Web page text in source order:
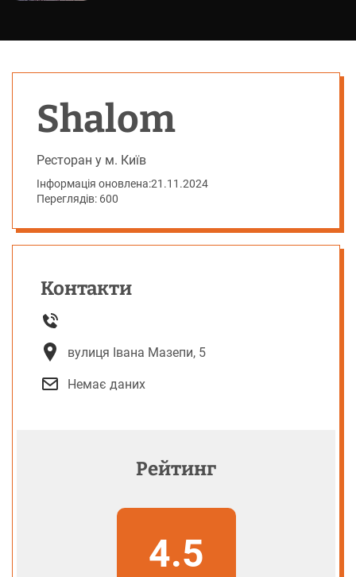
Shalom
Ресторан у м. Київ
Інформація оновлена:21.11.2024
Переглядів: 600
Контакти
вулиця Івана Мазепи, 5
Немає даних
Рейтинг
4.5